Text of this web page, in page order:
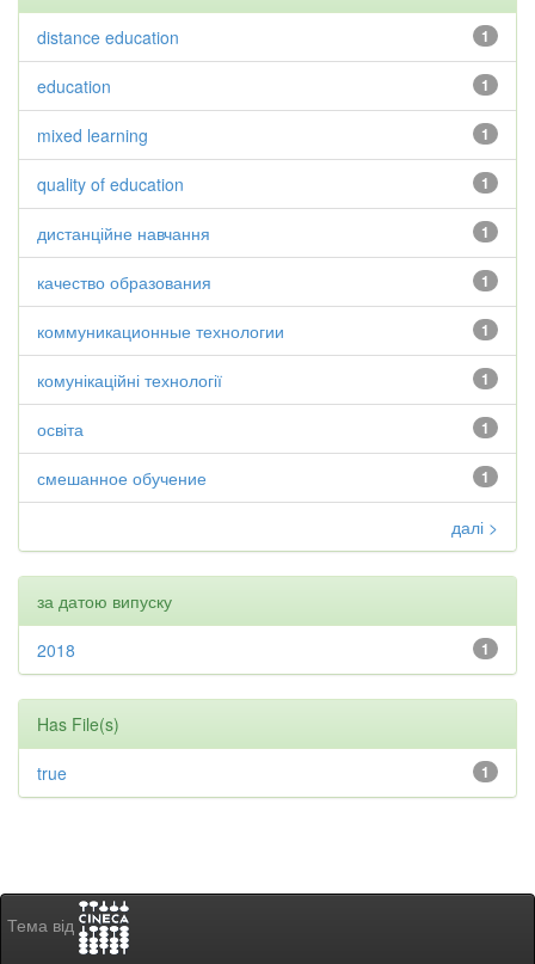
1
distance education
1
education
1
mixed learning
1
quality of education
1
дистанційне навчання
1
качество образования
1
коммуникационные технологии
1
комунікаційні технології
1
освіта
1
смешанное обучение
далі >
за датою випуску
1
2018
Has File(s)
1
true
Тема від